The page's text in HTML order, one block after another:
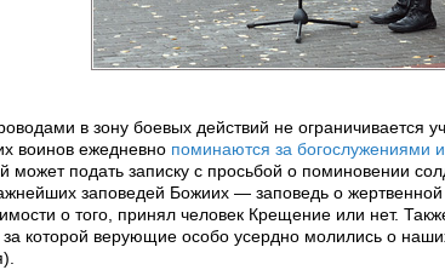
в зону боевых действий не ограничивается
воинов ежедневно поминаются за богослужениями
подать записку с просьбой о поминовении
заповедей Божиих — заповедь о
о того, принял человек Крещение или нет.
за которой верующие особо усердно молились о